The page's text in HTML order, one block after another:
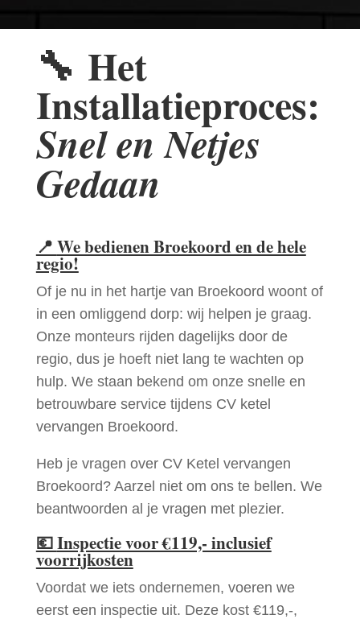
🔧 Het
Installatieproces:
Snel en Netjes
Gedaan
📍 We bedienen Broekoord en de hele
regio!
Of je nu in het hartje van Broekoord woont of
in een omliggend dorp: wij helpen je graag.
Onze monteurs rijden dagelijks door de
regio, dus je hoeft niet lang te wachten op
hulp. We staan bekend om onze snelle en
betrouwbare service tijdens CV ketel
vervangen Broekoord.
Heb je vragen over CV Ketel vervangen
Broekoord? Aarzel niet om ons te bellen. We
beantwoorden al je vragen met plezier.
💶Inspectie voor €119,- inclusief
voorrijkosten
Voordat we iets ondernemen, voeren we
eerst een inspectie uit. Deze kost €119,-,